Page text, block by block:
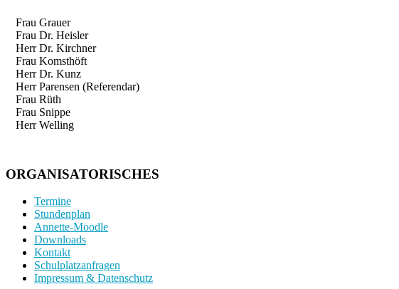
Frau Grauer
Frau Dr. Heisler
Herr Dr. Kirchner
Frau Komsthöft
Herr Dr. Kunz
Herr Parensen (Referendar)
Frau Rüth
Frau Snippe
Herr Welling
ORGANISATORISCHES
Termine
Stundenplan
Annette-Moodle
Downloads
Kontakt
Schulplatzanfragen
Impressum & Datenschutz